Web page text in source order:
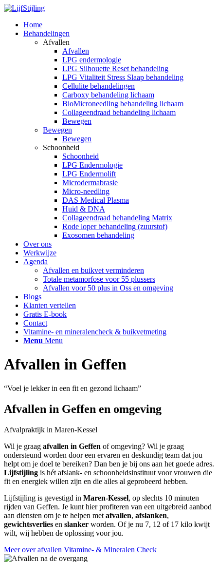
Home
Behandelingen
Afvallen
Afvallen
LPG endermologie
LPG Silhouette Reset behandeling
LPG Vitaliteit Stress Slaap behandeling
Cellulite behandelingen
Carboxy behandeling lichaam
BioMicroneedling behandeling lichaam
Collageendraad behandeling lichaam
Bewegen
Bewegen
Bewegen
Schoonheid
Schoonheid
LPG Endermologie
LPG Endermolift
Microdermabrasie
Micro-needling
DAS Medical Plasma
Huid & DNA
Collageendraad behandeling Matrix
Rode loper behandeling (zuurstof)
Exosomen behandeling
Over ons
Werkwijze
Agenda
Afvallen en buikvet verminderen
Totale metamorfose voor 55 plussers
Afvallen voor 50 plus in Oss en omgeving
Blogs
Klanten vertellen
Gratis E-book
Contact
Vitamine- en mineralencheck & buikvetmeting
Menu Menu
Afvallen in Geffen
“Voel je lekker in een fit en gezond lichaam”
Afvallen in Geffen en omgeving
Afvalpraktijk in Maren-Kessel
Wil je graag afvallen in Geffen of omgeving? Wil je graag
ondersteund worden door een ervaren en deskundig team dat jou
helpt om je doel te bereiken? Dan ben je bij ons aan het goede adres.
Lijfstijling is hét afslank- en schoonheidsinstituut voor vrouwen die
fit en energiek willen zijn en die alles al geprobeerd hebben.
Lijfstijling is gevestigd in Maren-Kessel, op slechts 10 minuten
rijden van Geffen. Je kunt hier profiteren van een uitgebreid aanbod
aan diensten om je te helpen met afvallen, afslanken,
gewichtsverlies en slanker worden. Of je nu 7, 12 of 17 kilo kwijt
wilt, wij hebben de oplossing voor jou.
Meer over afvallen Vitamine- & Mineralen Check